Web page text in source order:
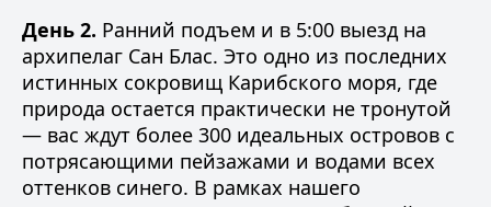
День 2. Ранний подъем и в 5:00 выезд на
архипелаг Сан Блас. Это одно из последних
истинных сокровищ Карибского моря, где
природа остается практически не тронутой
— вас ждут более 300 идеальных островов с
потрясающими пейзажами и водами всех
оттенков синего. В рамках нашего